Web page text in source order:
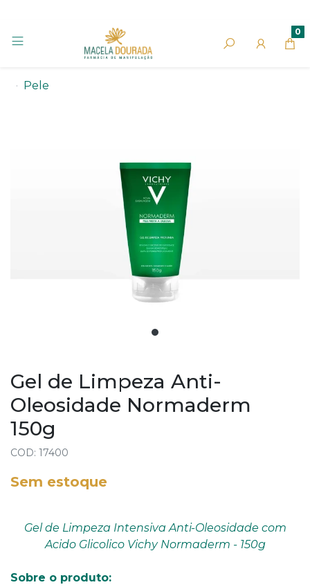
0
Pele
Gel de Limpeza Anti-
Oleosidade Normaderm
150g
COD: 17400
Sem estoque
Gel de Limpeza Intensiva Anti-Oleosidade com
Acido Glicolico Vichy Normaderm - 150g
Sobre o produto: